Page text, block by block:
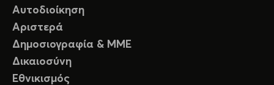
Αυτοδιοίκηση
Αριστερά
Δημοσιογραφία & ΜΜΕ
Δικαιοσύνη
Εθνικισμός